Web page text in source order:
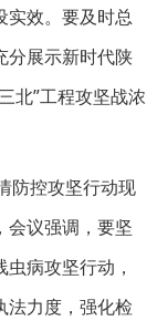
实效。要及时总
分展示新时代陕
北”工程攻坚战浓
防控攻坚行动现
会议强调，要坚
病攻坚行动，
法力度，强化检